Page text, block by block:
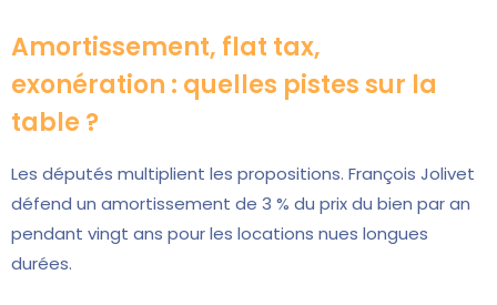
Amortissement, flat tax,
exonération : quelles pistes sur la
table ?
Les députés multiplient les propositions. François Jolivet
défend un amortissement de 3 % du prix du bien par an
pendant vingt ans pour les locations nues longues
durées.